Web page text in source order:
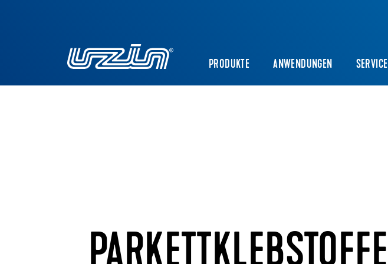
PRODUKTE ANWENDUNGEN SERVICE